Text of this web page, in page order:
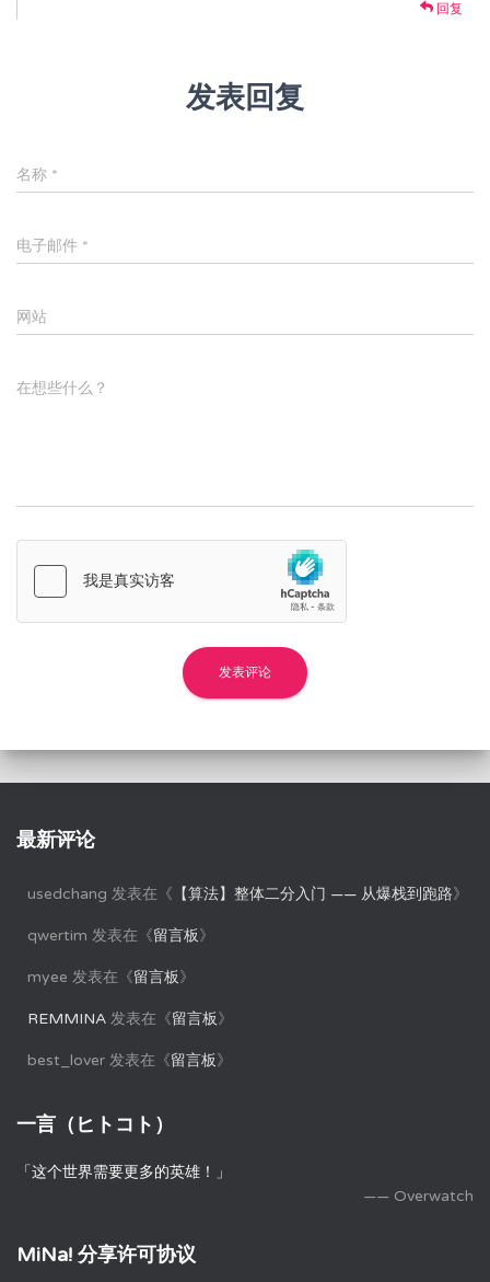
回复
发表回复
名称 *
电子邮件 *
网站
在想些什么？
最新评论
usedchang 发表在《 【算法】整体二分入门 —— 从爆栈到跑路》
qwertim 发表在《留言板》
myee 发表在《留言板》
REMMINA 发表在《留言板》
best_lover 发表在《留言板》
一言（ヒトコト）
「这个世界需要更多的英雄！」
—— Overwatch
MiNa! 分享许可协议